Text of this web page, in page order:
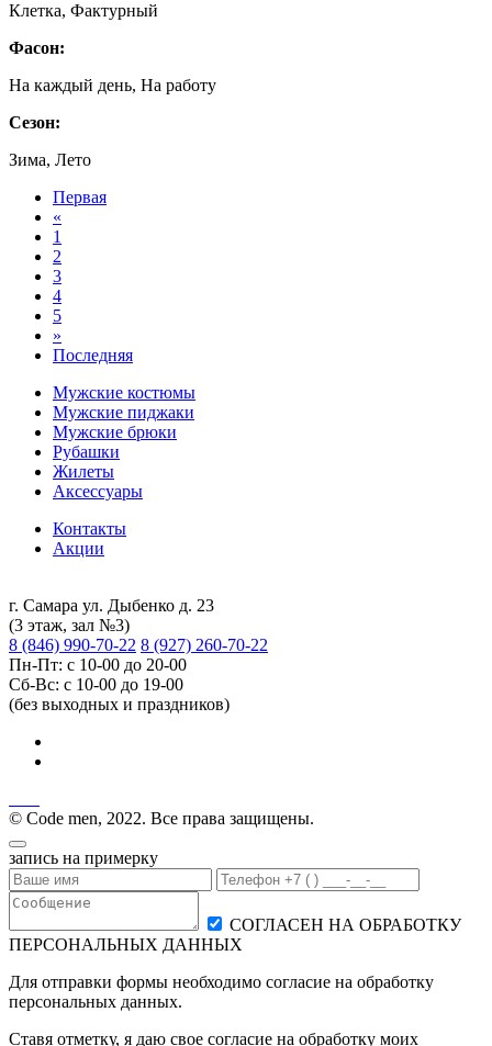
Клетка, Фактурный
Фасон:
На каждый день, На работу
Сезон:
Зима, Лето
Первая
«
1
2
3
4
5
»
Последняя
Мужские костюмы
Мужские пиджаки
Мужские брюки
Рубашки
Жилеты
Аксессуары
Контакты
Акции
г. Самара ул. Дыбенко д. 23
(3 этаж, зал №3)
8 (846) 990-70-22 8 (927) 260-70-22
Пн-Пт: с 10-00 до 20-00
Сб-Вс: с 10-00 до 19-00
(без выходных и праздников)
© Code men, 2022. Все права защищены.
запись на примерку
СОГЛАСЕН НА ОБРАБОТКУ
ПЕРСОНАЛЬНЫХ ДАННЫХ
Для отправки формы необходимо согласие на обработку
персональных данных.
Ставя отметку, я даю свое согласие на обработку моих